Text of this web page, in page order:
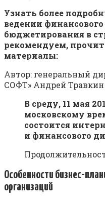
Узнать более
ведении
бюджетирования в
рекомендуем,
материалы:
Автор: генеральный
СОФТ» Андрей Травкин
В среду, 11 мая
московскому
состоится
и финансового
Особенности бизнес-
организаций